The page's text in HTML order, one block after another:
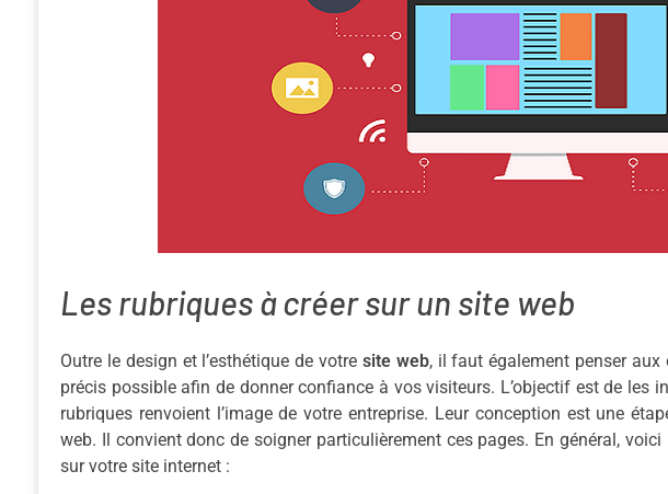
Les rubriques à créer sur un site web
Outre le design et l’esthétique de votre site web, il faut également penser
précis possible afin de donner confiance à vos visiteurs. L’objectif est de les
rubriques renvoient l’image de votre entreprise. Leur conception est une
web. Il convient donc de soigner particulièrement ces pages. En général,
sur votre site internet :